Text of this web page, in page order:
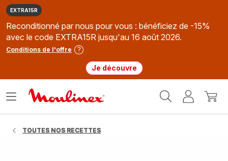
EXTRA15R
Reconditionné par nous pour vous : bénéficiez de -15%
avec le code EXTRA15R jusqu'au 16 août 2026.
Conditions de l'offre
Je découvre
MonMon
Ouvrir
TOUTES NOS RECETTES